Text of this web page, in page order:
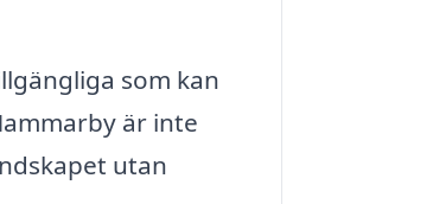
som kan
är inte
utan